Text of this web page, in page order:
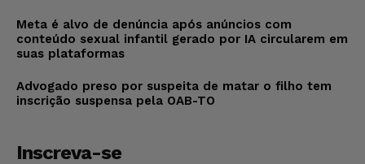
Meta é alvo de denúncia após anúncios com
conteúdo sexual infantil gerado por IA circularem em
suas plataformas
Advogado preso por suspeita de matar o filho tem
inscrição suspensa pela OAB-TO
Inscreva-se